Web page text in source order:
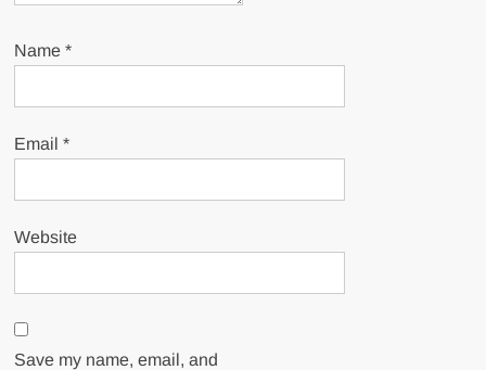
Name*
Email*
Website
Save my name, email, and